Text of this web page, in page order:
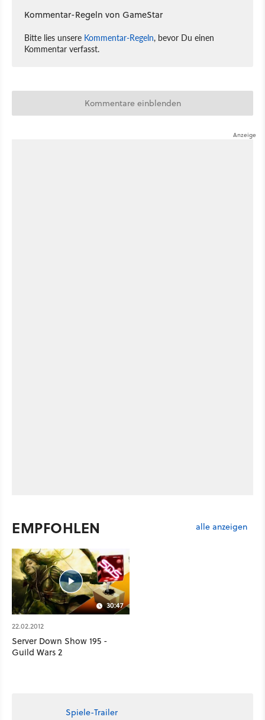
Kommentar-Regeln von GameStar
Bitte lies unsere Kommentar-Regeln, bevor Du einen
Kommentar verfasst.
Kommentare einblenden
EMPFOHLEN alle anzeigen
30:47
22.02.2012
Server Down Show 195 -
Guild Wars 2
Spiele-Trailer